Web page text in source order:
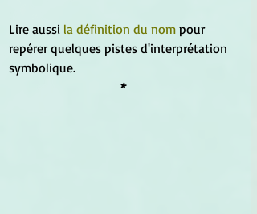
Lire aussi la définition du nom pour
repérer quelques pistes d'interprétation
symbolique.
*